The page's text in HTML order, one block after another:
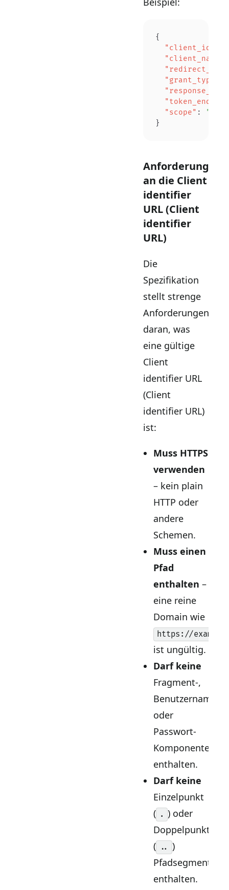
{
  "client_id"
  "client_name"
  "grant_types"
  "scope"
:
}
Anforderungen
an die Client
identifier
URL (Client
identifier
URL)
Die
Spezifikation
stellt strenge
Anforderungen
daran, was
eine gültige
Client
identifier URL
(Client
identifier URL)
ist:
Muss HTTPS
verwenden
– kein plain
HTTP oder
andere
Schemen.
Muss einen
Pfad
enthalten –
eine reine
Domain wie
https://
ist ungültig.
Darf keine
Fragment-,
Benutzername-
oder
Passwort-
Komponenten
enthalten.
Darf keine
Einzelpunkt
( . ) oder
Doppelpunkt
( .. )
Pfadsegmente
enthalten.